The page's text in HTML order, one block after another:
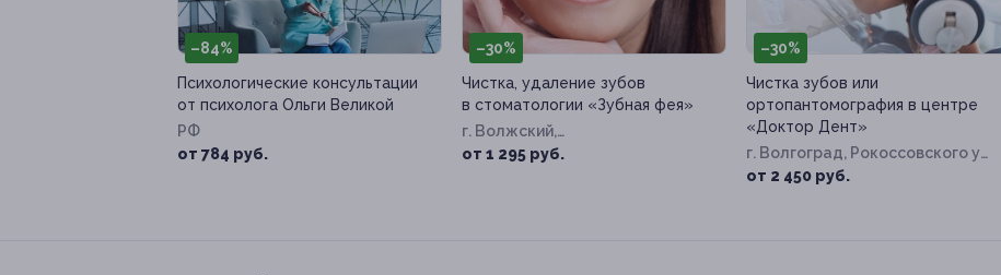
–84%
Психологические консультации
от психолога Ольги Великой
РФ
от 784 руб.
–30%
Чистка, удаление зубов
в стоматологии «Зубная фея»
г. Волжский,
Молодогвардейцев ул, д. 8
от 1 295 руб.
–30%
Чистка зубов или
ортопантомография в центре
«Доктор Дент»
г. Волгоград, Рокоссовского ул,
д. 32а
от 2 450 руб.